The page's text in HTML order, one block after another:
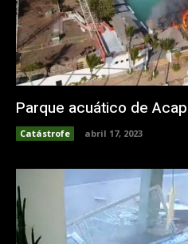
Parque acuático de
Catástrofe abril 17, 2023